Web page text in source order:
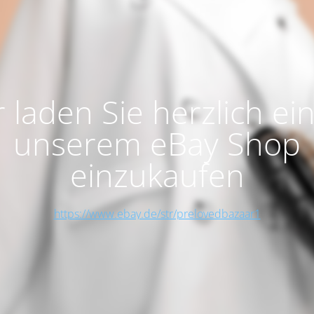
laden Sie herzlich
unserem eBay Shop
einzukaufen
https://www.ebay.de/str/prelovedbazaar1